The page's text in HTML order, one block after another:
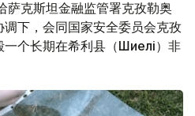
萨克斯坦金融监管署克孜勒奥
下，会同国家安全委员会克孜
个长期在希利县（Шиелі）非